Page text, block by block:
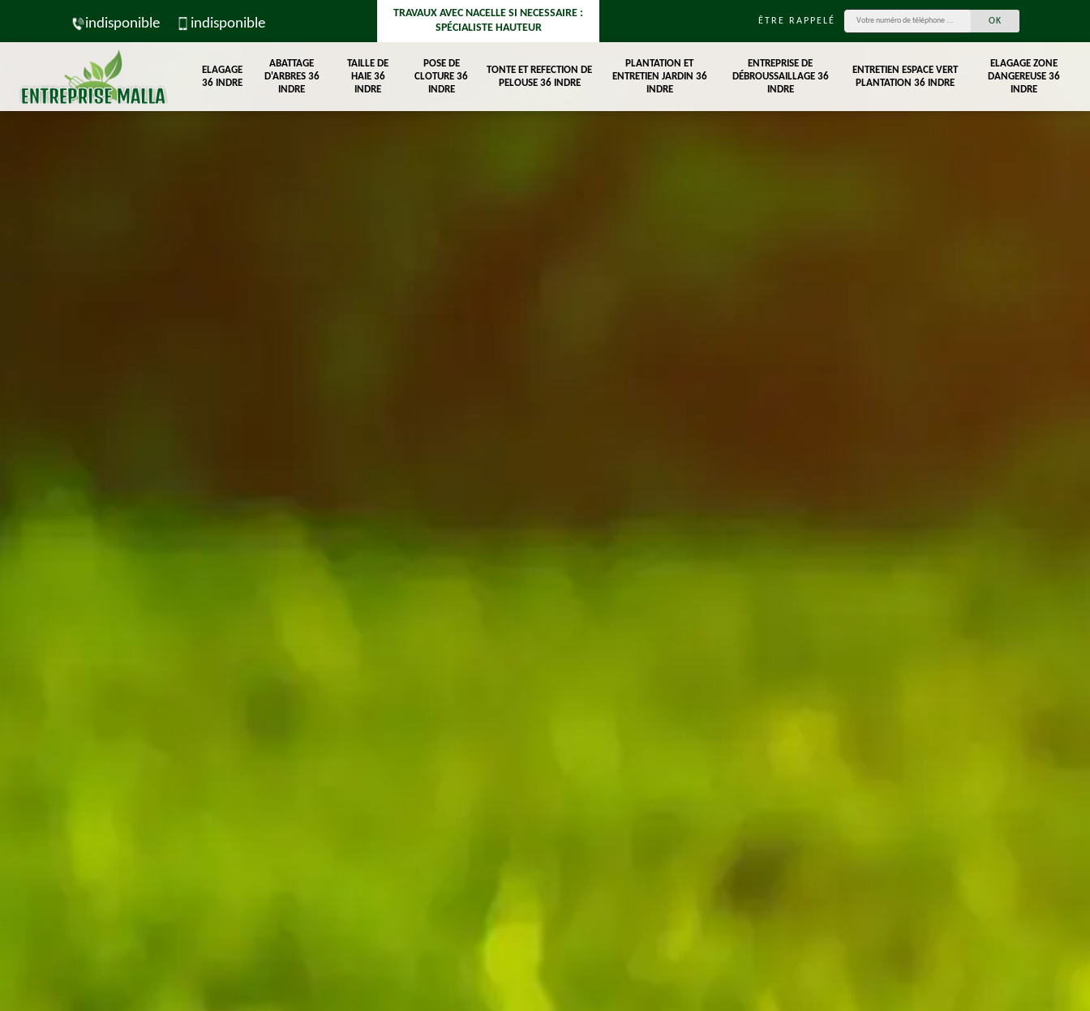
indisponible indisponible
TRAVAUX AVEC NACELLE SI NECESSAIRE :
SPÉCIALISTE HAUTEUR
ÊTRE RAPPELÉ
ELAGAGE
36 INDRE
ABATTAGE
D'ARBRES 36
INDRE
TAILLE DE
HAIE 36
INDRE
POSE DE
CLOTURE 36
INDRE
TONTE ET REFECTION DE
PELOUSE 36 INDRE
PLANTATION ET
ENTRETIEN JARDIN 36
INDRE
ENTREPRISE DE
DÉBROUSSAILLAGE 36
INDRE
ENTRETIEN ESPACE VERT
PLANTATION 36 INDRE
ELAGAGE ZONE
DANGEREUSE 36
INDRE